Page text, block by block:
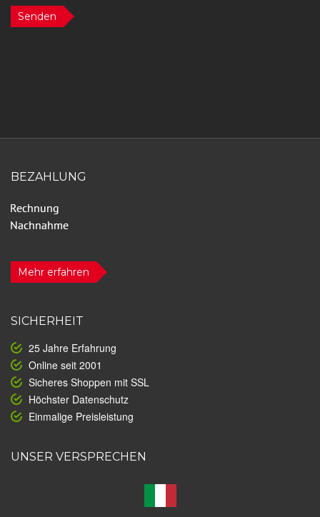
Senden
BEZAHLUNG
Mehr erfahren
SICHERHEIT
25 Jahre Erfahrung
Online seit 2001
Sicheres Shoppen mit SSL
Höchster Datenschutz
Einmalige Preisleistung
UNSER VERSPRECHEN